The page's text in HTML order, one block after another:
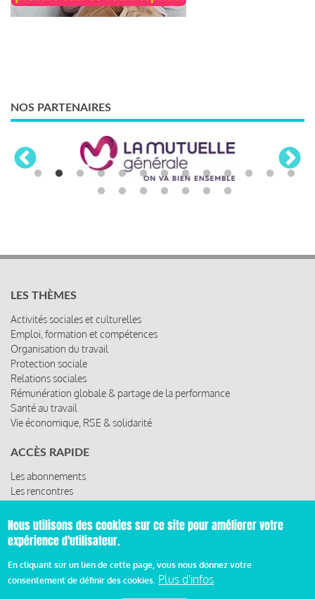
NOS PARTENAIRES
LES THÈMES
Activités sociales et culturelles
Emploi, formation et compétences
Organisation du travail
Protection sociale
Relations sociales
Rémunération globale & partage de la performance
Santé au travail
Vie économique, RSE & solidarité
ACCÈS RAPIDE
Les abonnements
Les rencontres
© 2019 Miroir Social - Réalisé parCafffeine
Nous utilisons des cookies sur ce site pour améliorer votre
expérience d'utilisateur.
En cliquant sur un lien de cette page, vous nous donnez votre
consentement de définir des cookies. Plus d'infos